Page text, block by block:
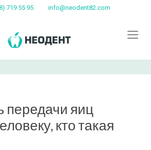
719 55 95 info@neodent82.com
передачи яиц
кто такая